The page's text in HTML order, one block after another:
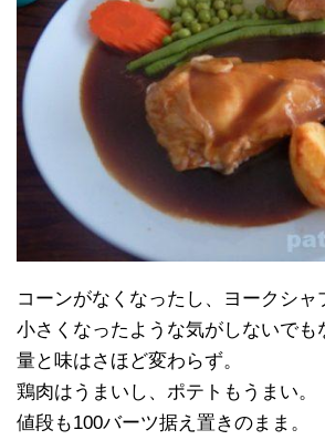
コーンがなくなったし、ヨークシャ
小さくなったような気がしないでも
量と味はさほど変わらず。
鶏肉はうまいし、ポテトもうまい。
値段も100バーツ据え置きのまま。